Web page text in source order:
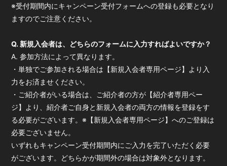
※受付期間内にキャンペーン受付フォームへの登録も必要となり
ますのでご注意ください。
Q. 新規入会者は、どちらのフォームに入力すればよいですか？
A. 参加方法によって異なります。
・単独でご参加される場合は【新規入会者専用ページ】より入
力をお済ませください。
・ご紹介者がいる場合は、ご紹介者の方が【紹介者専用ペー
ジ】より、紹介者ご自身と新規入会者の両方の情報を登録をす
る必要がございます。※【新規入会者専用ページ】へのご登録は
必要ございません。
いずれもキャンペーン受付期間内にご入力を完了いただく必要
がございます。どちらかが期間外の場合は対象外となります。